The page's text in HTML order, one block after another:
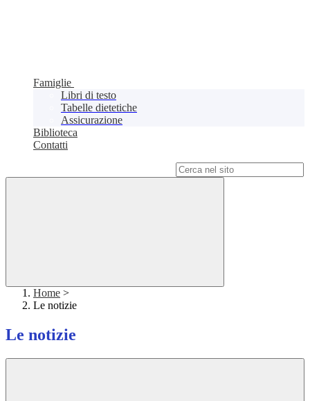
Famiglie
Libri di testo
Tabelle dietetiche
Assicurazione
Biblioteca
Contatti
Home >
Le notizie
Le notizie